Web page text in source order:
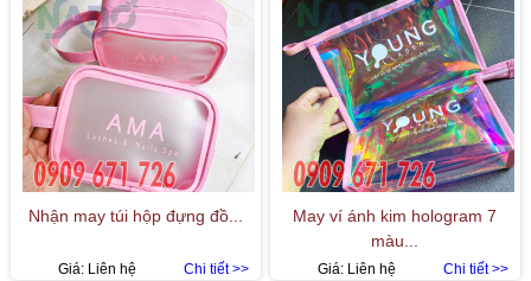
Nhận may túi hộp đựng đồ...
Chi tiết >>
Giá: Liên hệ
May ví ánh kim hologram 7
màu...
Chi tiết >>
Giá: Liên hệ